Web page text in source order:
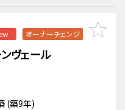
オーナーチェンジ
ヴェール
(築9年)